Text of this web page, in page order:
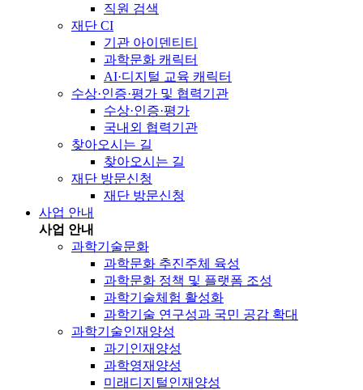
직원 검색
재단 CI
기관 아이덴티티
과학문화 캐릭터
AI·디지털 교육 캐릭터
수상·인증·평가 및 협력기관
수상·인증·평가
국내외 협력기관
찾아오시는 길
찾아오시는 길
재단 방문신청
재단 방문신청
사업 안내
사업 안내
과학기술문화
과학문화 추진주체 육성
과학문화 정책 및 플랫폼 조성
과학기술체험 활성화
과학기술 연구성과 국민 공감 확대
과학기술인재양성
과기인재양성
과학영재양성
미래디지털인재양성